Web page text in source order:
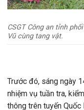
CSGT Công an tỉnh
Vũ cùng tang vật.
Trước đó, sáng ngày
nhiệm vụ tuần tra,
thông trên tuyến Quốc